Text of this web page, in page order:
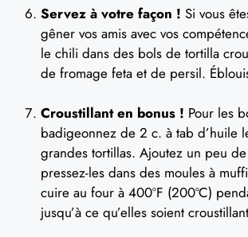
Servez à votre façon ! Si vous
gêner vos amis avec vos
le chili dans des bols de tortilla
de fromage feta et de persil.
Croustillant en bonus ! Pour les
badigeonnez de 2 c. à tab d’huile
grandes tortillas. Ajoutez un peu
pressez-les dans des moules à
cuire au four à 400ºF (200ºC)
jusqu’à ce qu’elles soient